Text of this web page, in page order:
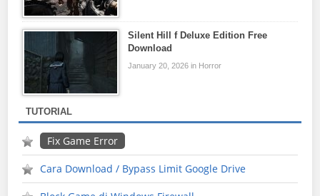
Silent Hill f Deluxe Edition Free
Download
January 20, 2026 in Horror
TUTORIAL
Fix Game Error
Cara Download / Bypass Limit Google Drive